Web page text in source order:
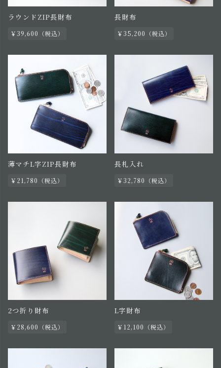
ラウンドZIP長財布
￥39,600（税込）
長財布
￥35,200（税込）
薄マチL字ZIP長財布
￥21,780（税込）
長札入れ
￥32,780（税込）
2つ折り財布
￥28,600（税込）
L字財布
￥12,100（税込）